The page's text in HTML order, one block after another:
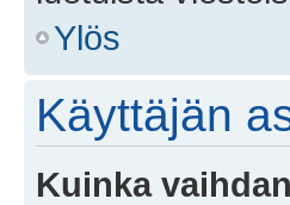
Ylös
Käyttäjän
Kuinka